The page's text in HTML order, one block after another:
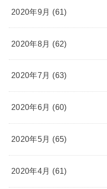
2020年9月 (61)
2020年8月 (62)
2020年7月 (63)
2020年6月 (60)
2020年5月 (65)
2020年4月 (61)